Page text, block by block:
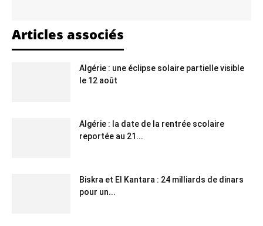
Articles associés
Algérie : une éclipse solaire partielle visible
le 12 août
Algérie : la date de la rentrée scolaire
reportée au 21...
Biskra et El Kantara : 24 milliards de dinars
pour un...